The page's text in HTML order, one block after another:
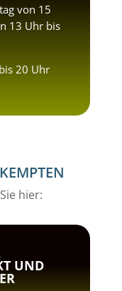
von 15
13 Uhr bis
20 Uhr
hier:
UND